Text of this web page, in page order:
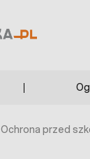
Ochrona przed